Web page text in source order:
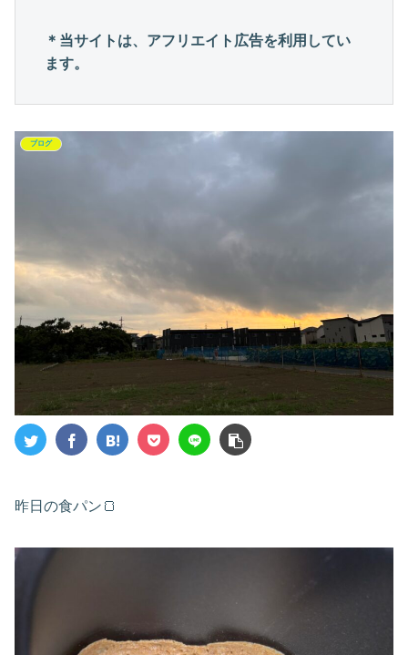
＊当サイトは、アフリエイト広告を利用してい
ます。
ブログ
昨日の食パン🍞